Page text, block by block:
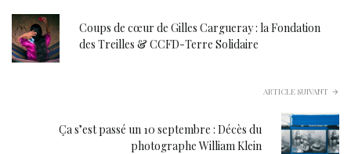
Coups de cœur de Gilles Cargueray : la Fondation
des Treilles & CCFD-Terre Solidaire
ARTICLE SUIVANT
Ça s’est passé un 10 septembre : Décès du
photographe William Klein